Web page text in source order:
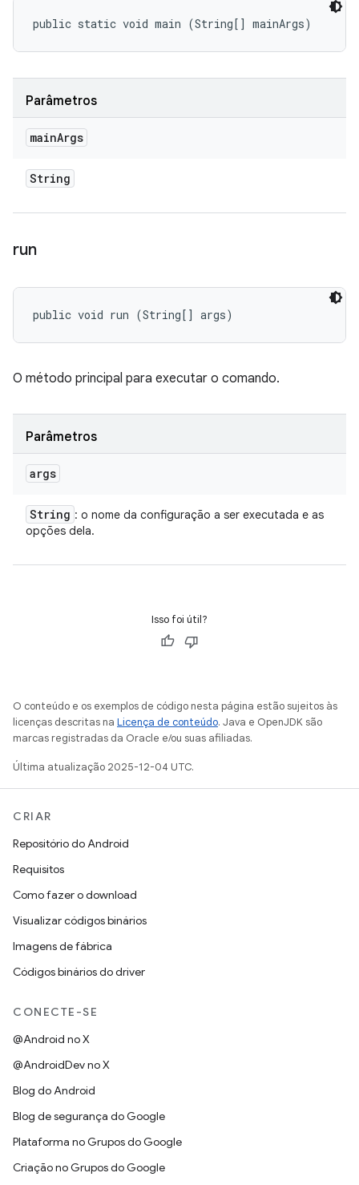
public static void main (String[] mainArgs)
Parâmetros
mainArgs
String
run
public void run (String[] args)
O método principal para executar o comando.
Parâmetros
args
String : o nome da configuração a ser executada e as
opções dela.
Isso foi útil?
O conteúdo e os exemplos de código nesta página estão sujeitos às
licenças descritas na Licença de conteúdo. Java e OpenJDK são
marcas registradas da Oracle e/ou suas afiliadas.
Última atualização 2025-12-04 UTC.
CRIAR
Repositório do Android
Requisitos
Como fazer o download
Visualizar códigos binários
Imagens de fábrica
Códigos binários do driver
CONECTE-SE
@Android no X
@AndroidDev no X
Blog do Android
Blog de segurança do Google
Plataforma no Grupos do Google
Criação no Grupos do Google